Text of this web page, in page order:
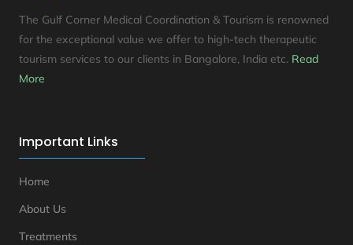
The Gulf Corner Medical Coordination & Tourism is renowned
for the exceptional value we offer to high-tech therapeutic
tourism services to our clients in Bangalore, India etc. Read
More
Important Links
Home
About Us
Treatments